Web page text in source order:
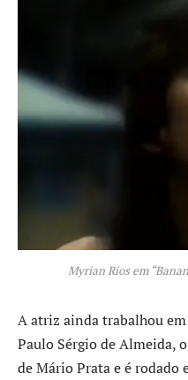
Myrian Rios em
A atriz ainda trabalhou
Paulo Sérgio de Almeida,
de Mário Prata e é